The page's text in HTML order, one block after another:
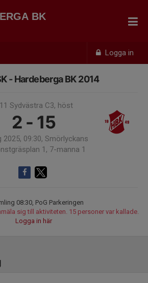
Logga in
BK
- Hardeberga BK 2014
Sydvästra C3, höst
2 - 15
2025, 09:30, Smörlyckans
1, 7-manna 1
08:30, PoG Parkeringen
sig till aktiviteten. 15 personer var kallade.
Logga in här